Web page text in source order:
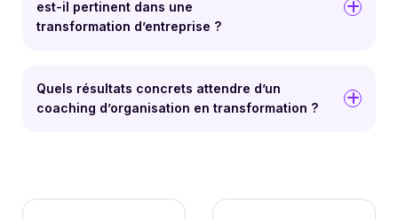
est-il pertinent dans une
transformation d’entreprise ?
Quels résultats concrets attendre d’un
coaching d’organisation en transformation ?